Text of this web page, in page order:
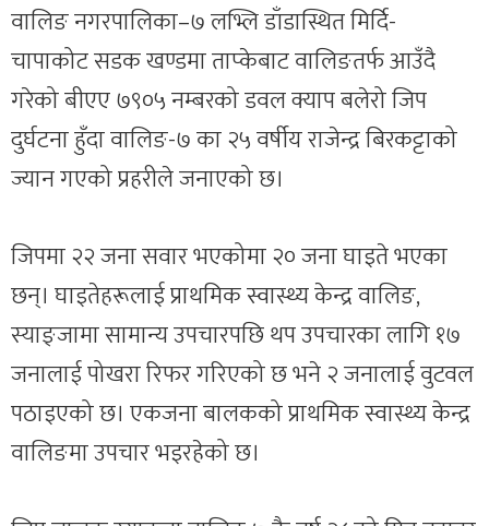
वालिङ नगरपालिका–७ लभ्लि डाँडास्थित मिर्दि-
चापाकोट सडक खण्डमा ताप्केबाट वालिङतर्फ आउँदै
गरेको बीएए ७९०५ नम्बरको डवल क्याप बलेरो जिप
दुर्घटना हुँदा वालिङ-७ का २५ वर्षीय राजेन्द्र बिरकट्टाको
ज्यान गएको प्रहरीले जनाएको छ।
जिपमा २२ जना सवार भएकोमा २० जना घाइते भएका
छन्। घाइतेहरूलाई प्राथमिक स्वास्थ्य केन्द्र वालिङ,
स्याङ्जामा सामान्य उपचारपछि थप उपचारका लागि १७
जनालाई पोखरा रिफर गरिएको छ भने २ जनालाई वुटवल
पठाइएको छ। एकजना बालकको प्राथमिक स्वास्थ्य केन्द्र
वालिङमा उपचार भइरहेको छ।